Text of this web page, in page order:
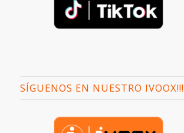
SÍGUENOS EN NUESTRO IVOOX!!!